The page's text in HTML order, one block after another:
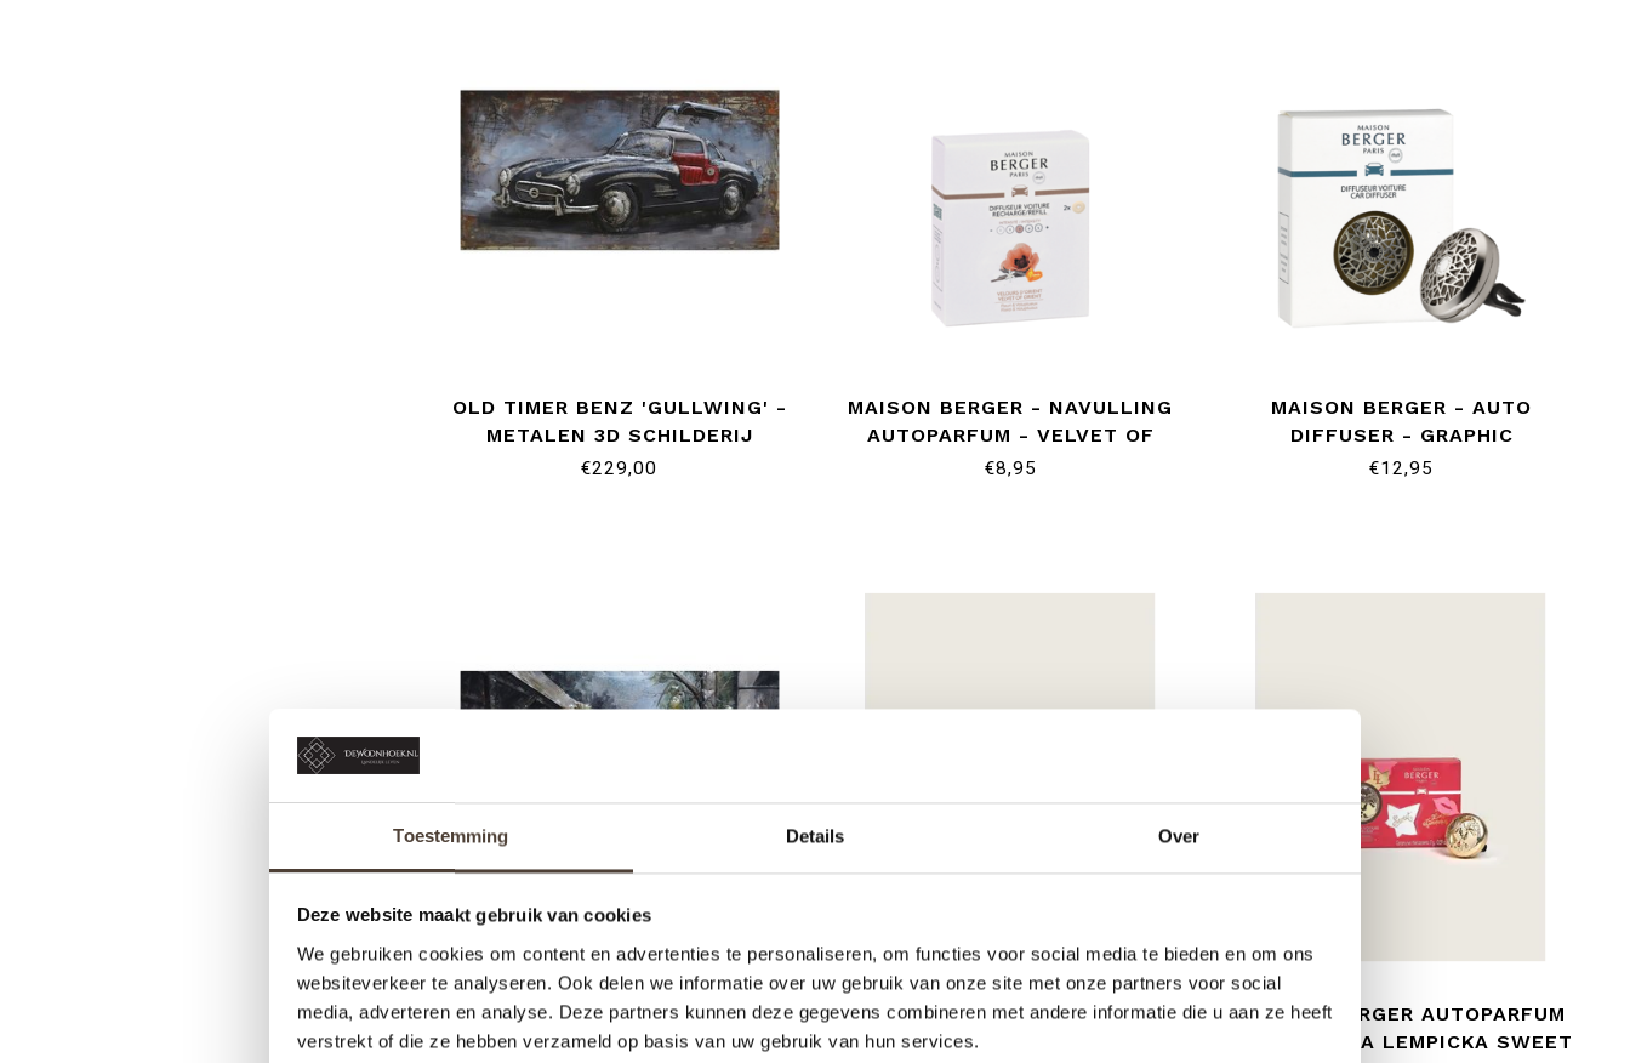
Toestemming Details Over
Deze website maakt gebruik van cookies
We gebruiken cookies om content en advertenties te personaliseren, om functies voor social media te bieden en om ons
websiteverkeer te analyseren. Ook delen we informatie over uw gebruik van onze site met onze partners voor social
media, adverteren en analyse. Deze partners kunnen deze gegevens combineren met andere informatie die u aan ze heeft
verstrekt of die ze hebben verzameld op basis van uw gebruik van hun services.
OLD TIMER BENZ 'GULLWING' -
METALEN 3D SCHILDERIJ
€229,00
MAISON BERGER - NAVULLING
AUTOPARFUM - VELVET OF
ORIENT
€8,95
MAISON BERGER - AUTO
DIFFUSER - GRAPHIC
€12,95
FRANSE OLD TIMER - DE
ICONISCHE SNOEK - METALEN
MAISON BERGER AUTOPARFUM
SET - COLLECTIE POMELIS
MAISON BERGER AUTOPARFUM
SET - LOLITA LEMPICKA SWEET